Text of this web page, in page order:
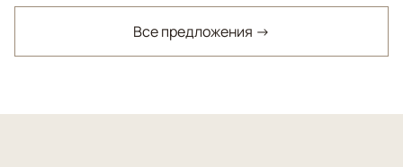
Все предложения →